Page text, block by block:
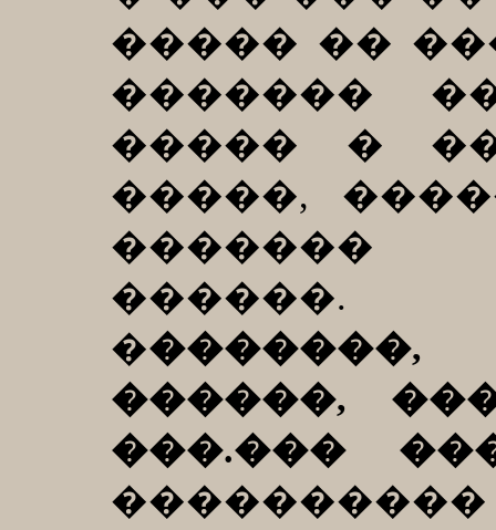
����� ��
�������
����� �
�����,
�������
������.
�
������,
���.���